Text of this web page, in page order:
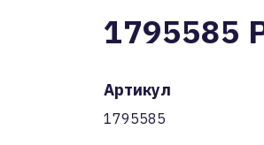
1795585
Артикул
1795585